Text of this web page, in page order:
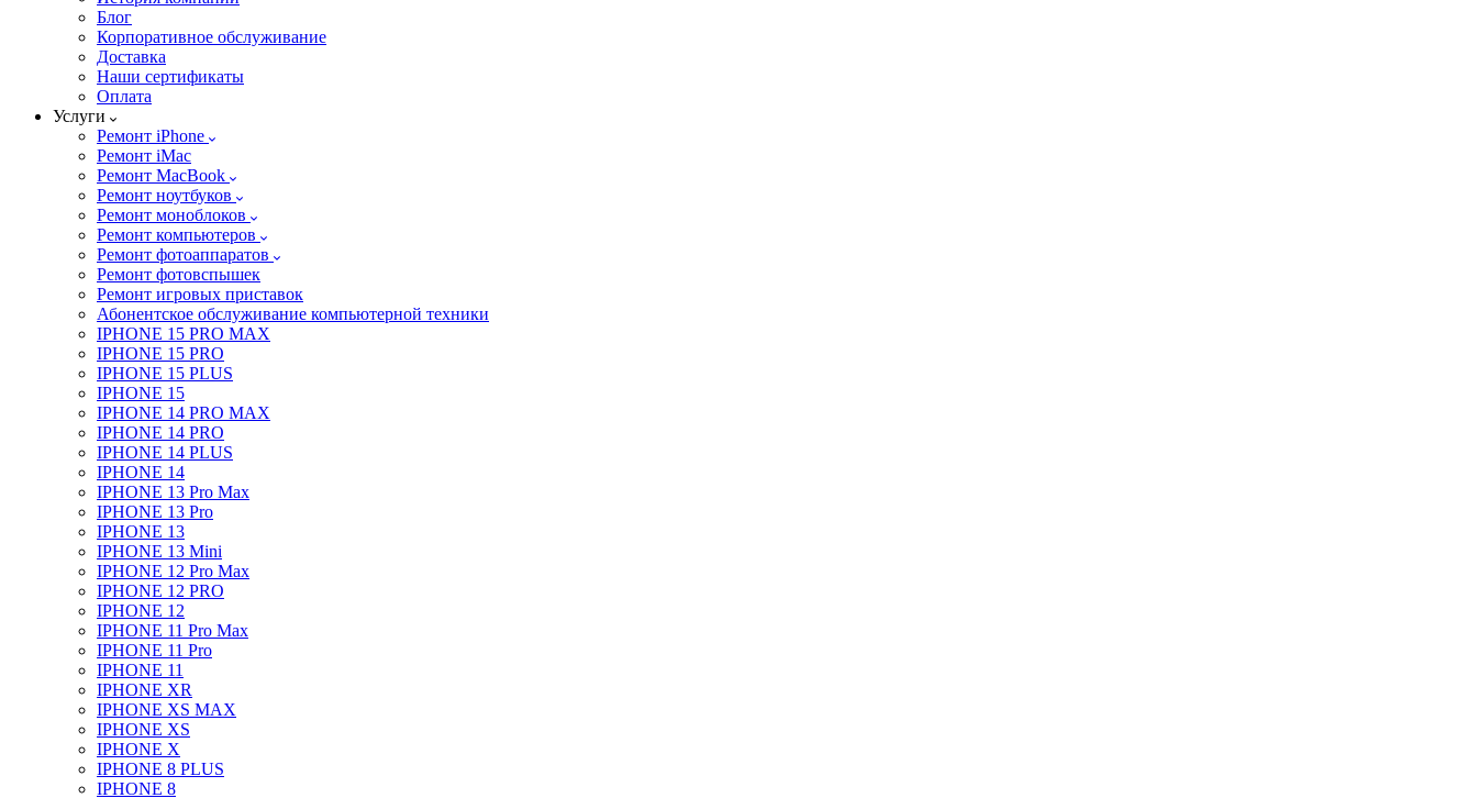
Блог
Корпоративное обслуживание
Доставка
Наши сертификаты
Оплата
Услуги
Ремонт iPhone
Ремонт iMac
Ремонт MacBook
Ремонт ноутбуков
Ремонт моноблоков
Ремонт компьютеров
Ремонт фотоаппаратов
Ремонт фотовспышек
Ремонт игровых приставок
Абонентское обслуживание компьютерной техники
IPHONE 15 PRO MAX
IPHONE 15 PRO
IPHONE 15 PLUS
IPHONE 15
IPHONE 14 PRO MAX
IPHONE 14 PRO
IPHONE 14 PLUS
IPHONE 14
IPHONE 13 Pro Max
IPHONE 13 Pro
IPHONE 13
IPHONE 13 Mini
IPHONE 12 Pro Max
IPHONE 12 PRO
IPHONE 12
IPHONE 11 Pro Max
IPHONE 11 Pro
IPHONE 11
IPHONE XR
IPHONE XS MAX
IPHONE XS
IPHONE X
IPHONE 8 PLUS
IPHONE 8